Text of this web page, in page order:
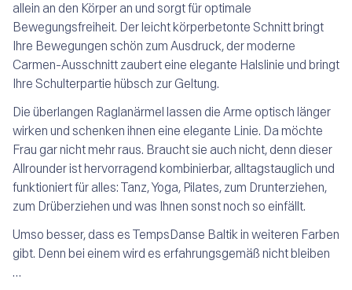
allein an den Körper an und sorgt für optimale
Bewegungsfreiheit. Der leicht körperbetonte Schnitt bringt
Ihre Bewegungen schön zum Ausdruck, der moderne
Carmen-Ausschnitt zaubert eine elegante Halslinie und bringt
Ihre Schulterpartie hübsch zur Geltung.
Die überlangen Raglanärmel lassen die Arme optisch länger
wirken und schenken ihnen eine elegante Linie. Da möchte
Frau gar nicht mehr raus. Braucht sie auch nicht, denn dieser
Allrounder ist hervorragend kombinierbar, alltagstauglich und
funktioniert für alles: Tanz, Yoga, Pilates, zum Drunterziehen,
zum Drüberziehen und was Ihnen sonst noch so einfällt.
Umso besser, dass es TempsDanse Baltik in weiteren Farben
gibt. Denn bei einem wird es erfahrungsgemäß nicht bleiben
…